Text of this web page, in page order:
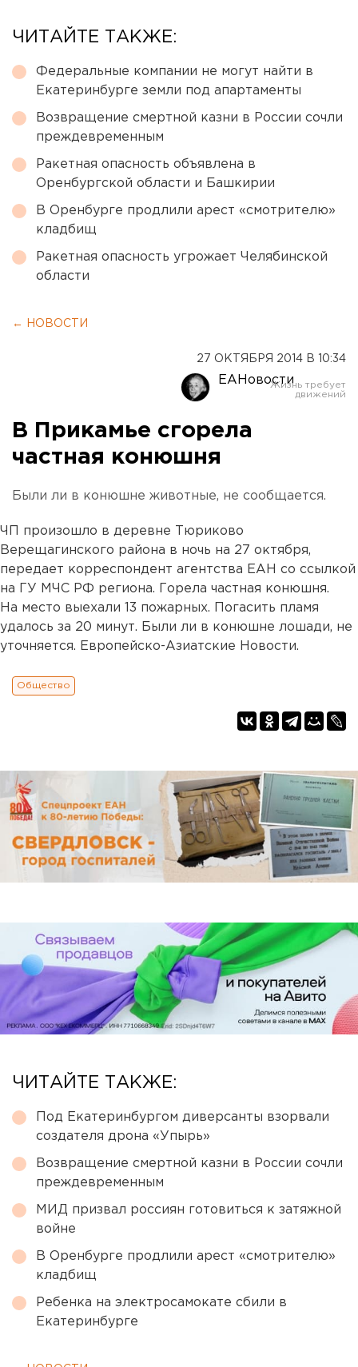
ЧИТАЙТЕ ТАКЖЕ:
Федеральные компании не могут найти в
Екатеринбурге земли под апартаменты
Возвращение смертной казни в России сочли
преждевременным
Ракетная опасность объявлена в
Оренбургской области и Башкирии
В Оренбурге продлили арест «смотрителю»
кладбищ
Ракетная опасность угрожает Челябинской
области
← НОВОСТИ
27 ОКТЯБРЯ 2014 В 10:34
ЕАНовости
В Прикамье сгорела
частная конюшня
Были ли в конюшне животные, не сообщается.
ЧП произошло в деревне Тюриково
Верещагинского района в ночь на 27 октября,
передает корреспондент агентства ЕАН со ссылкой
на ГУ МЧС РФ региона. Горела частная конюшня.
На место выехали 13 пожарных. Погасить пламя
удалось за 20 минут. Были ли в конюшне лошади, не
уточняется. Европейско-Азиатские Новости.
Общество
ЧИТАЙТЕ ТАКЖЕ:
Под Екатеринбургом диверсанты взорвали
создателя дрона «Упырь»
Возвращение смертной казни в России сочли
преждевременным
МИД призвал россиян готовиться к затяжной
войне
В Оренбурге продлили арест «смотрителю»
кладбищ
Ребенка на электросамокате сбили в
Екатеринбурге